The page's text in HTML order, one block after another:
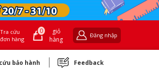
Tra cứu
đơn hàng
0
giỏ
hàng
Đăng nhập
bảo hành Feedback